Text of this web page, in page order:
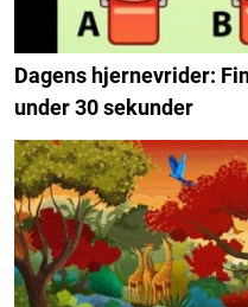
Dagens hjernevrider:
under 30 sekunder